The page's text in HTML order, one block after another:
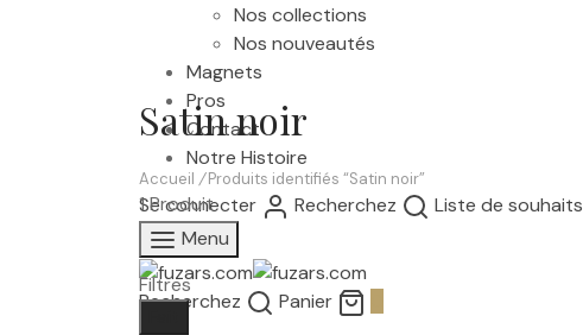
Nos collections
Nos nouveautés
Magnets
Pros
Contact
Notre Histoire
Se connecter
Recherchez Liste de souhaits
Menu
Recherchez Panier
Satin noir
Accueil /Produits identifiés “Satin noir”
1 Produit
Filtres